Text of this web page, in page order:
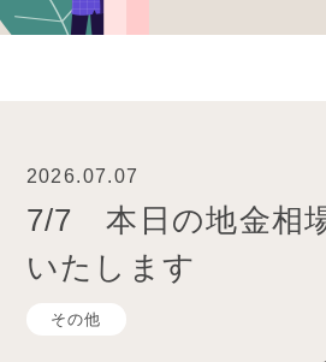
2026.07.07
7/7 本日の地金相
いたします
その他